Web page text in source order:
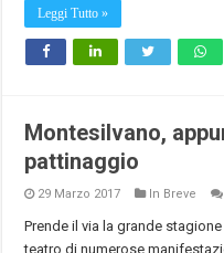
Leggi Tutto »
Montesilvano,
pattinaggio
29 Marzo 2017 In Breve
Prende il via la grande
teatro di numerose